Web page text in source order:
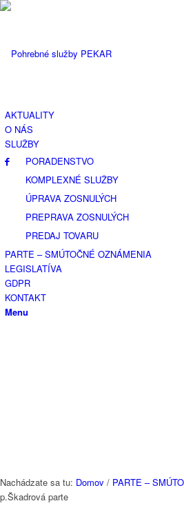
AKTUALITY
O NÁS
SLUŽBY
PORADENSTVO
KOMPLEXNÉ SLUŽBY
ÚPRAVA ZOSNULÝCH
PREPRAVA ZOSNULÝCH
PREDAJ TOVARU
PARTE – SMÚTOČNÉ OZNÁMENIA
LEGISLATÍVA
GDPR
KONTAKT
Menu
Nachádzate sa tu: Domov / PARTE –
p.Škadrová parte